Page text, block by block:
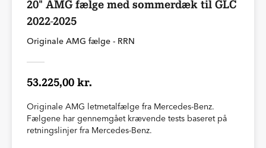
20" AMG fælge med sommerdæk til GLC
2022-2025
Originale AMG fælge - RRN
53.225,00 kr.
Originale AMG letmetalfælge fra Mercedes-Benz.
Fælgene har gennemgået krævende tests baseret på
retningslinjer fra Mercedes-Benz.